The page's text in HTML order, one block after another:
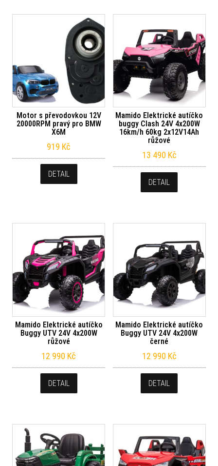
Motor s převodovkou 12V
20000RPM pravý pro BMW
X6M
919 Kč
DETAIL
Mamido Elektrické autíčko
buggy Clash 24V 4x200W
16km/h 60kg 2x12V14Ah
růžové
13 490 Kč
DETAIL
Mamido Elektrické autíčko
Buggy UTV 24V 4x200W
růžové
12 990 Kč
DETAIL
Mamido Elektrické autíčko
Buggy UTV 24V 4x200W
černé
12 990 Kč
DETAIL